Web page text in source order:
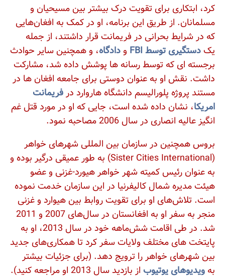
کرد، ابتکاری برای تقویت درک بیشتر بین مسیحیان و
مسلمانان. از طریق این برنامه، او در کمک به افغان‌هایی
که در شرایط بحرانی در فریمانت قرار داشتند، از جمله
یکدستگیری توسط FBI و دادگاه، و همچنین سایر حوادث
برجسته‌ ای که توسط رسانه‌ ها پوشش داده شد، مشارکت
داشت. نقش او به عنوان دوستی برای جامعه افغان ها در
مستند پروژه پلورالیسم دانشگاه هاروارد در فریمانت
امریکا، نشان داده شده است، جایی که او در مورد قتل غم‌
انگیز عالیه انصاری در سال 2006 مصاحبه نمود.
بروس همچنین در سازمان بین‌ المللی شهرهای خواهر
(Sister Cities International) به طور عمیقی درگیر بوده و
به عنوان رئیس کمیته شهر خواهر هیورد-غزنی و عضو
هیئت مدیره شمال کالیفرنیا در این سازمان خدمت نموده
است. تلاش‌های او برای تقویت روابط بین هیوارد و غزنی
منجر به سفر او به افغانستان در سال‌های 2007 و 2011
شد. در طی اقامت شش‌ماهه خود در سال 2013، او به
پایتخت‌ های مختلف ولایات سفر کرد تا همکاری‌های جدید
بین شهرهای خواهر را ترویج دهد. (برای جزئیات بیشتر
به ویدیوهای یوتیوب از بازدید سال 2013 او مراجعه کنید).